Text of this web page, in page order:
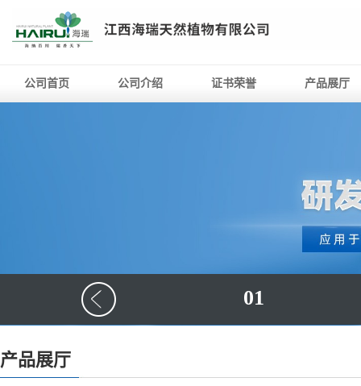
公司首页 公司介绍 证书荣誉 产品展厅
01
产品展厅